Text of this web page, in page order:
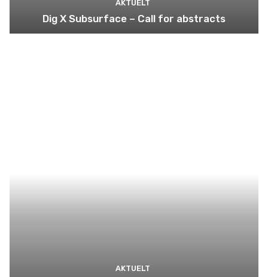
AKTUELT
Dig X Subsurface – Call for abstracts
AKTUELT